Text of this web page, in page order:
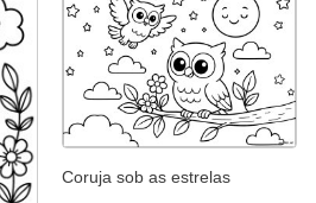
Coruja sob as estrelas